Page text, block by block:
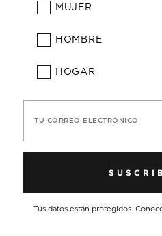
MUJER
HOMBRE
HOGAR
TU CORREO ELECTRÓNICO
Tus datos están protegidos.